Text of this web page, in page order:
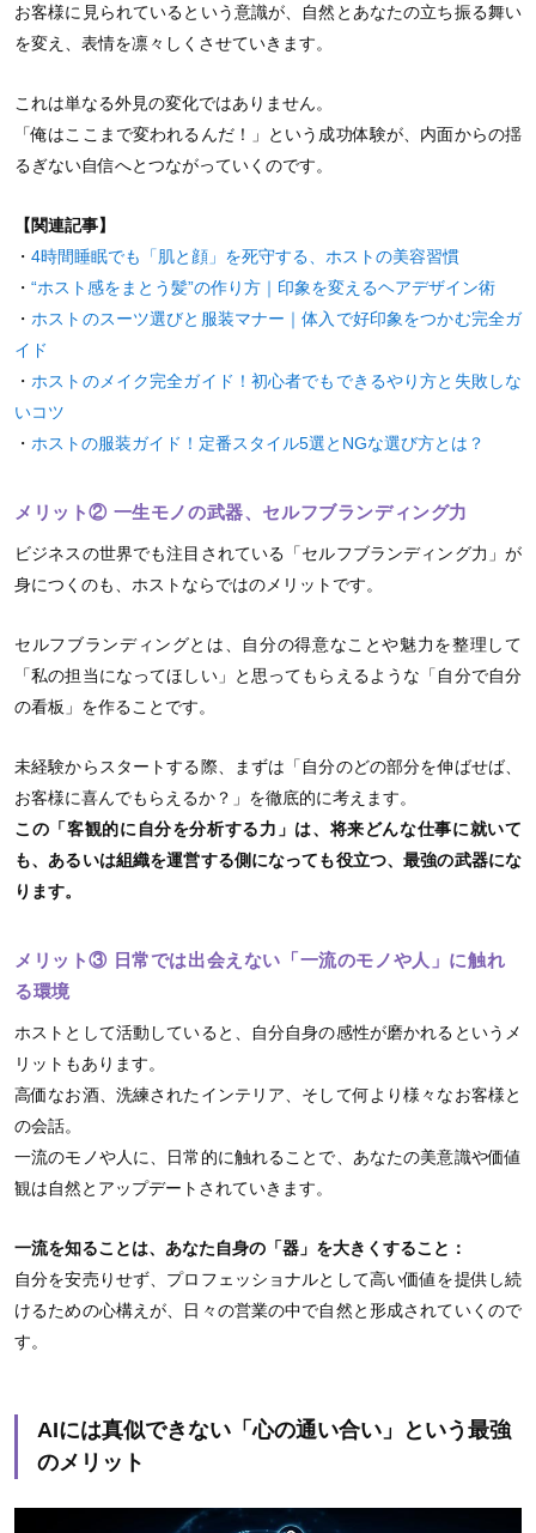
お客様に見られているという意識が、自然とあなたの立ち振る舞い
を変え、表情を凛々しくさせていきます。
これは単なる外見の変化ではありません。
「俺はここまで変われるんだ！」という成功体験が、内面からの揺
るぎない自信へとつながっていくのです。
【関連記事】
・ 4時間睡眠でも「肌と顔」を死守する、ホストの美容習慣
・ “ホスト感をまとう髪”の作り方｜印象を変えるヘアデザイン術
・ ホストのスーツ選びと服装マナー｜体入で好印象をつかむ完全ガ
イド
・ ホストのメイク完全ガイド！初心者でもできるやり方と失敗しな
いコツ
・ ホストの服装ガイド！定番スタイル5選とNGな選び方とは？
メリット② 一生モノの武器、セルフブランディング力
ビジネスの世界でも注目されている「セルフブランディング力」が
身につくのも、ホストならではのメリットです。
セルフブランディングとは、自分の得意なことや魅力を整理して
「私の担当になってほしい」と思ってもらえるような「自分で自分
の看板」を作ることです。
未経験からスタートする際、まずは「自分のどの部分を伸ばせば、
お客様に喜んでもらえるか？」を徹底的に考えます。
この「客観的に自分を分析する力」は、将来どんな仕事に就いて
も、あるいは組織を運営する側になっても役立つ、最強の武器にな
ります。
メリット③ 日常では出会えない「一流のモノや人」に触れ
る環境
ホストとして活動していると、自分自身の感性が磨かれるというメ
リットもあります。
高価なお酒、洗練されたインテリア、そして何より様々なお客様と
の会話。
一流のモノや人に、日常的に触れることで、あなたの美意識や価値
観は自然とアップデートされていきます。
一流を知ることは、あなた自身の「器」を大きくすること：
自分を安売りせず、プロフェッショナルとして高い価値を提供し続
けるための心構えが、日々の営業の中で自然と形成されていくので
す。
AIには真似できない「心の通い合い」という最強
のメリット